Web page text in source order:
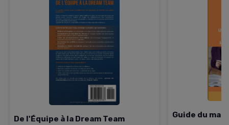
De l'Équipe à la Dream Team Guide du